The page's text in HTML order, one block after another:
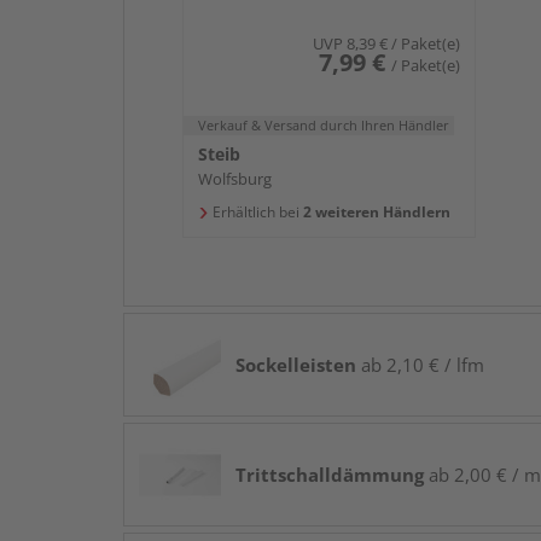
UVP 8,39 €/ Paket(e)
7,99 € / Paket(e)
Verkauf & Versand durch Ihren Händler
Steib
Wolfsburg
Erhältlich bei 2 weiteren Händlern
Sockelleisten ab 2,10 € / lfm
Trittschalldämmung ab 2,00 € /